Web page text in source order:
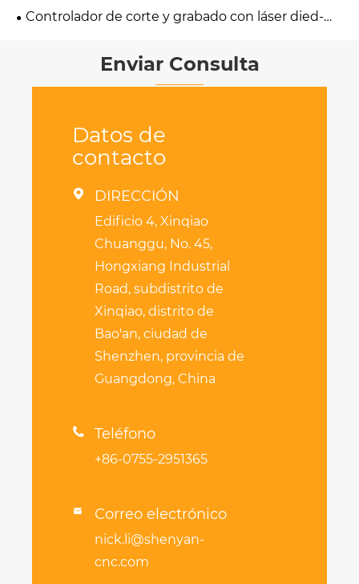
multimalvanómetro
Controlador de corte y grabado con láser died-
Enviar Consulta
Datos de
contacto
 DIRECCIÓN
Edificio 4, Xinqiao
Chuanggu, No. 45,
Hongxiang Industrial
Road, subdistrito de
Xinqiao, distrito de
Bao'an, ciudad de
Shenzhen, provincia de
Guangdong, China
 Teléfono
+86-0755-2951365
 Correo electrónico
nick.li@shenyan-
cnc.com